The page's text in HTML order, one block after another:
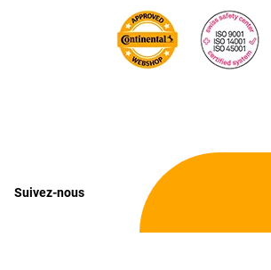
Suivez-nous